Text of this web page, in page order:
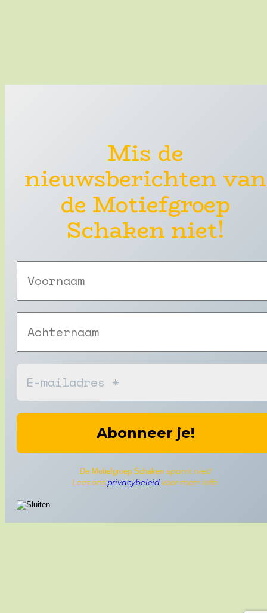
Mis de
nieuwsberichten van
de Motiefgroep
Schaken niet!
De Motiefgroep Schaken spamt niet!
Lees ons privacybeleidvoor meer info.